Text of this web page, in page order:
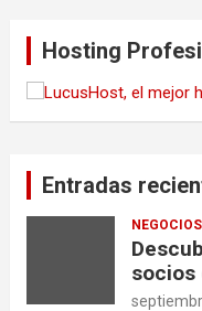
Hosting
Entradas
socios